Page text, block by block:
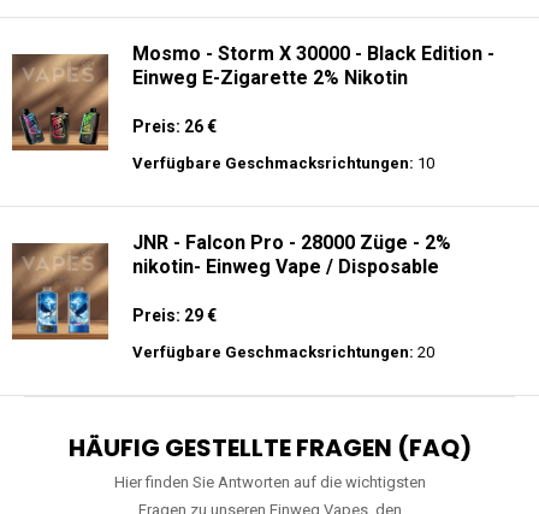
Mosmo - Storm X 30000 - Black Edition -
Einweg E-Zigarette 2% Nikotin
Preis: 26 €
Verfügbare Geschmacksrichtungen: 10
JNR - Falcon Pro - 28000 Züge - 2%
nikotin- Einweg Vape / Disposable
Preis: 29 €
Verfügbare Geschmacksrichtungen: 20
HÄUFIG GESTELLTE FRAGEN (FAQ)
Hier finden Sie Antworten auf die wichtigsten
Fragen zu unseren Einweg Vapes, den